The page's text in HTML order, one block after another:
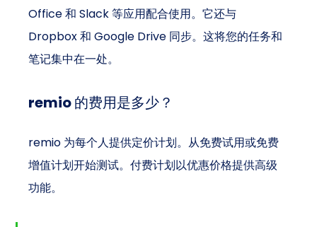
Office 和 Slack 等应用配合使用。它还与
Dropbox 和 Google Drive 同步。这将您的任务和
笔记集中在一处。
remio 的费用是多少？
remio 为每个人提供定价计划。从免费试用或免费
增值计划开始测试。付费计划以优惠价格提供高级
功能。